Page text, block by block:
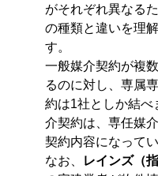
がそれぞれ異なる
の種類と違いを理
す。
一般媒介契約が複
るのに対し、専属
約は1社としか結べ
介契約は、専任媒
契約内容になってい
なお、
レインズ（